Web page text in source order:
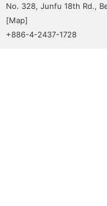
No. 328, Junfu 18th Rd.,
[Map]
+886-4-2437-1728